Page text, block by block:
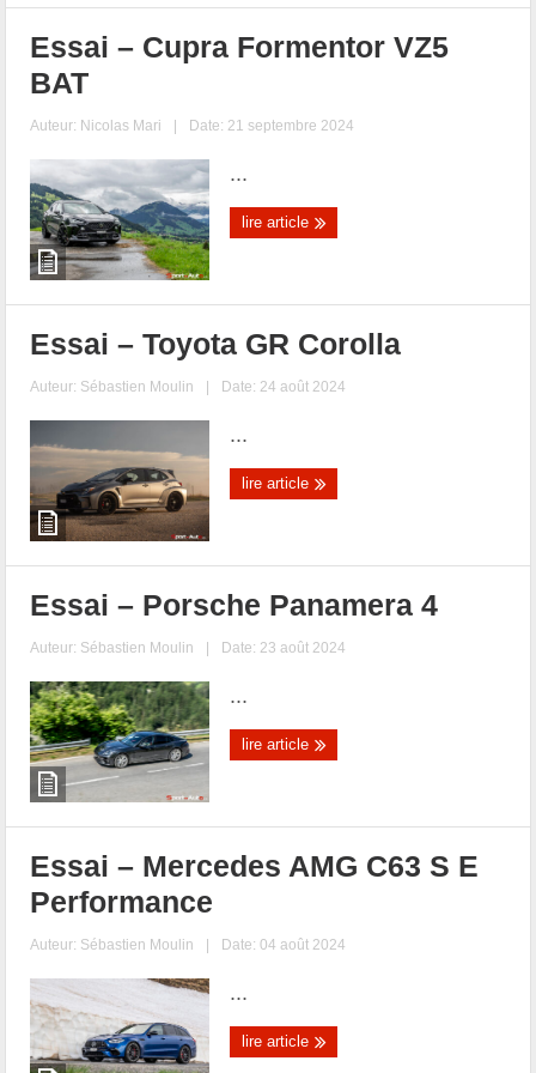
Essai – Cupra Formentor VZ5
BAT
Auteur: Nicolas Mari | Date: 21 septembre 2024
...
lire article
Essai – Toyota GR Corolla
Auteur: Sébastien Moulin | Date: 24 août 2024
...
lire article
Essai – Porsche Panamera 4
Auteur: Sébastien Moulin | Date: 23 août 2024
...
lire article
Essai – Mercedes AMG C63 S E
Performance
Auteur: Sébastien Moulin | Date: 04 août 2024
...
lire article